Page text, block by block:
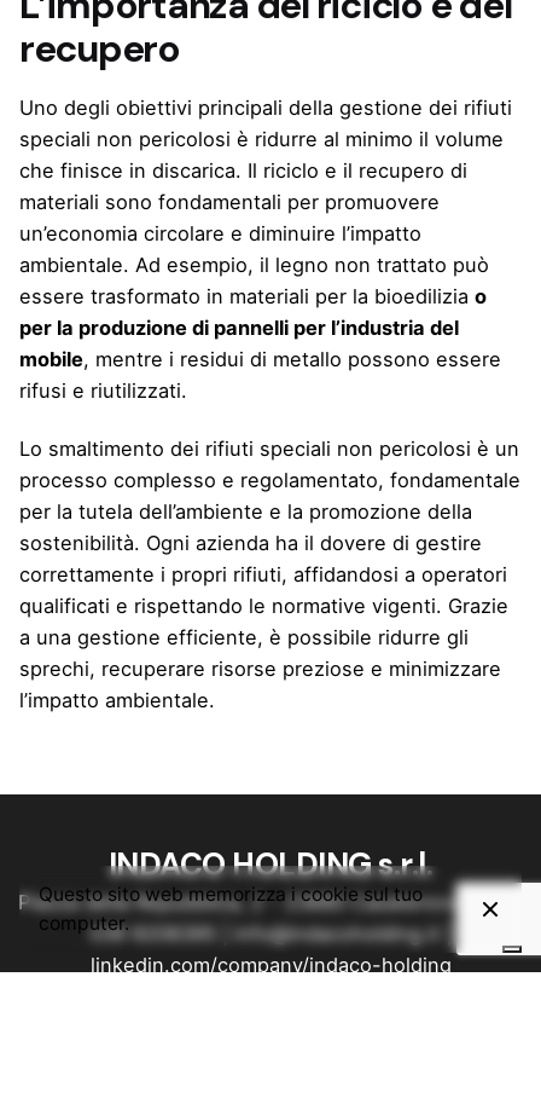
recupero
Uno degli obiettivi principali della gestione dei rifiuti
speciali non pericolosi è ridurre al minimo il volume
che finisce in discarica. Il riciclo e il recupero di
materiali sono fondamentali per promuovere
un’economia circolare e diminuire l’impatto
ambientale. Ad esempio, il legno non trattato può
essere trasformato in materiali per la bioedilizia o
per la produzione di pannelli per l’industria del
mobile, mentre i residui di metallo possono essere
rifusi e riutilizzati.
Lo smaltimento dei rifiuti speciali non pericolosi è un
processo complesso e regolamentato, fondamentale
per la tutela dell’ambiente e la promozione della
sostenibilità. Ogni azienda ha il dovere di gestire
correttamente i propri rifiuti, affidandosi a operatori
qualificati e rispettando le normative vigenti. Grazie
a una gestione efficiente, è possibile ridurre gli
sprechi, recuperare risorse preziose e minimizzare
l’impatto ambientale.
INDACO HOLDING s.r.l.
Piazza della Repubblica, 2 - 23880 Casatenovo (LC) |
039 9208395
info@indacoholding.it
linkedin.com/company/indaco-holding
Questo sito web memorizza i cookie sul tuo
computer.